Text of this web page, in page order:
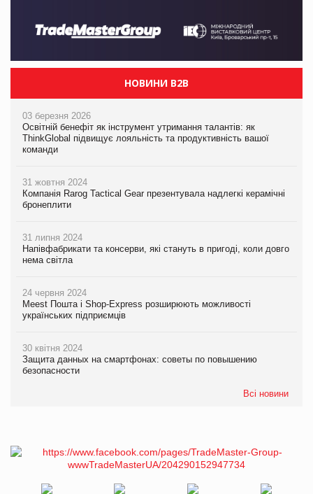
НОВИНИ B2B
03 березня 2026
Освітній бенефіт як інструмент утримання талантів: як
ThinkGlobal підвищує лояльність та продуктивність вашої
команди
31 жовтня 2024
Компанія Rarog Tactical Gear презентувала надлегкі керамічні
бронеплити
31 липня 2024
Напівфабрикати та консерви, які стануть в пригоді, коли довго
нема світла
24 червня 2024
Meest Пошта і Shop-Express розширюють можливості
українських підприємців
30 квітня 2024
Защита данных на смартфонах: советы по повышению
безопасности
Всі новини